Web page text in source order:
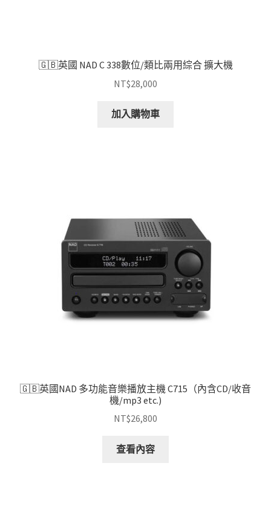
🇬🇧英國 NAD C 338數位/類比兩用綜合 擴大機
NT$28,000
加入購物車
🇬🇧英國NAD 多功能音樂播放主機 C715（內含CD/收音
機/mp3 etc.)
NT$26,800
查看內容